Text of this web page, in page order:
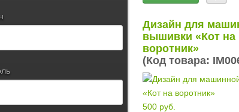
Дизайн для
вышивки «Кот на
воротник»
(Код товара:
500 руб.